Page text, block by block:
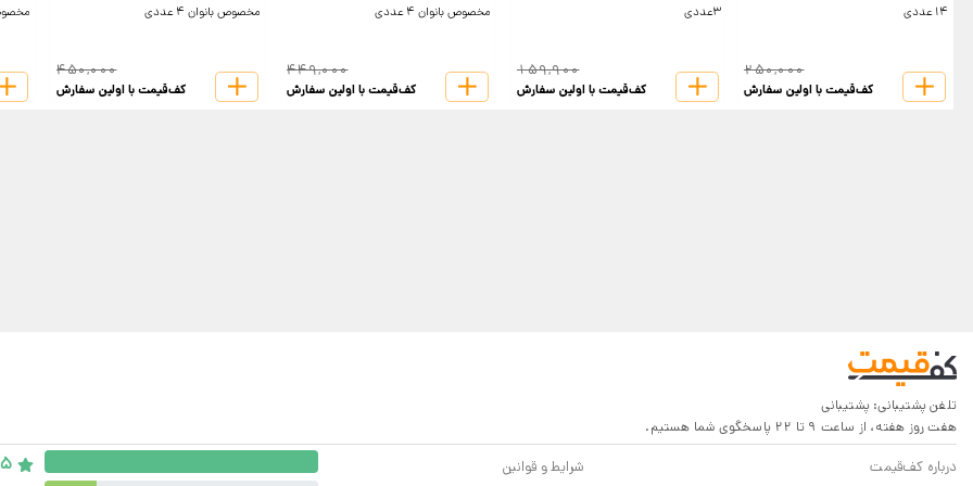
14عددی
250,000
کف‌قیمت با اولین سفارش
3عددی
159,900
کف‌قیمت با اولین سفارش
مخصوص بانوان 4 عددی
449,000
کف‌قیمت با اولین سفارش
مخصوص بانوان 4 عددی
450,000
کف‌قیمت با اولین سفارش
مخصوص
تلفن پشتیبانی: پشتیبانی
هفت روز هفته، از ساعت 9 تا 22 پاسخگوی شما هستیم.
درباره کف‌قیمت شرایط و قوانین
5